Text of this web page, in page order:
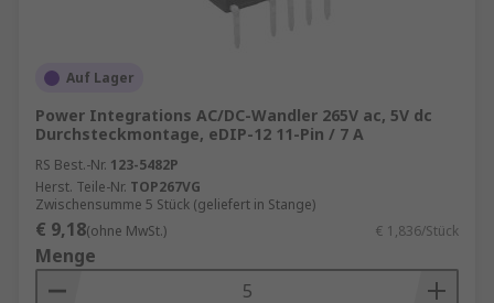
Auf Lager
Power Integrations AC/DC-Wandler 265V ac, 5V dc
Durchsteckmontage, eDIP-12 11-Pin / 7 A
RS Best.-Nr. 123-5482P
Herst. Teile-Nr. TOP267VG
Zwischensumme 5 Stück (geliefert in Stange)
€ 9,18(ohne MwSt.) € 1,836/Stück
Menge